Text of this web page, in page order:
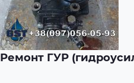
Ремонт ГУР